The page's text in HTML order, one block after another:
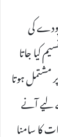
کی
کیا جاتا
مشتمل ہوتا
لیے آنے
کا سامنا